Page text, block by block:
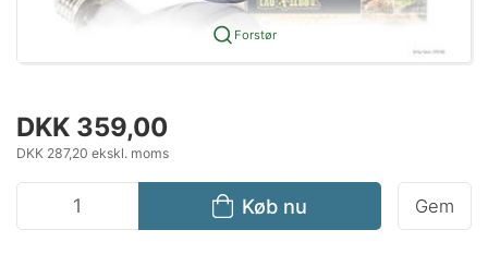
Forstør
DKK 359,00
DKK 287,20 ekskl. moms
Køb nu Gem